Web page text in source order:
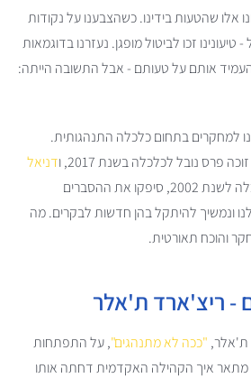
אלו שהטעות בידינו. כשהצבענו על נקודות
זכו לביטול מופגן. נעזרנו בדוגמאות
אותם על טעותם - אבל התשובה הייתה:
למחקרים בתחום כלכלה התנהגותית.
פרס נובל לכלכלה בשנת 2017, ו
דניאל
, זוכה פרס נובל לכלכלה לשנת 2002, סיפקו את ההסברים
ונמשיך להיתקל בהן חדשות לבקרים. מה
והוכח תאורטית.
- ריצ'ארד ת'אלר
ת'אלר, "ככה לא מתנהגים", על התפתחות
איך הקהילה האקדמית דחתה אותו